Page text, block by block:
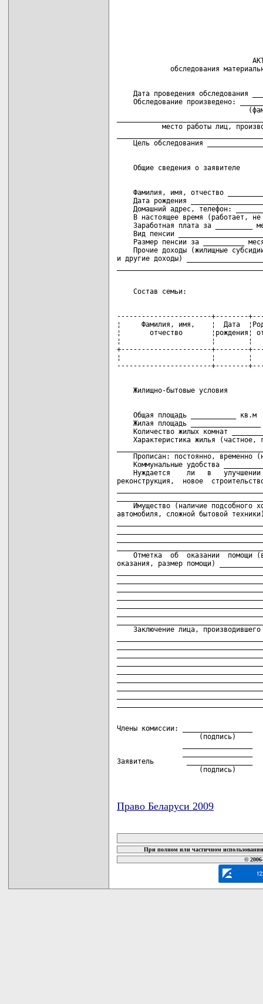
Дата проведения обследования
Обследование произведено:
место работы лиц,
Фамилия, имя, отчество
Дата рождения
Домашний адрес, телефон:
В настоящее время (работает,
Заработная плата за _________
Вид пенсии
Размер пенсии за __________
Прочие доходы (жилищные
и другие доходы)
-----------------------+--------
¦     Фамилия, имя,    ¦  Дата
¦       отчество       ¦рождения¦
¦                      ¦        ¦
+----------------------+--------
¦                      ¦        ¦
    Общая площадь ___________ кв.м
Жилая площадь _________________
Количество жилых комнат
Характеристика жилья (частное,
Прописан: постоянно, временно
Коммунальные удобства
Нуждается    ли   в
реконструкция,  новое
Имущество (наличие подсобного
автомобиля, сложной бытовой
Отметка  об  оказании  помощи
оказания, размер помощи)
Заключение лица,
Члены комиссии: _________________
(подпись)
Заявитель        ________________
(подпись)
Право Беларуси 2009
При полном или частичном
©